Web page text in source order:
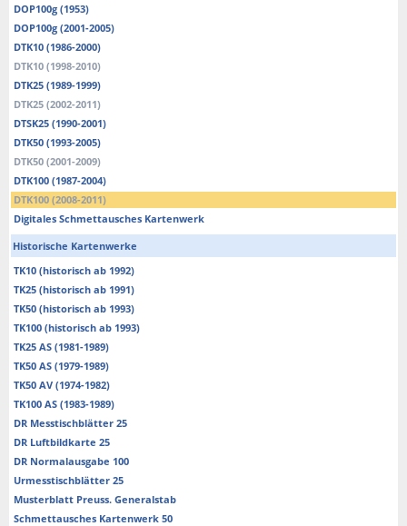
DOP100g (1953)
DOP100g (2001-2005)
DTK10 (1986-2000)
DTK10 (1998-2010)
DTK25 (1989-1999)
DTK25 (2002-2011)
DTSK25 (1990-2001)
DTK50 (1993-2005)
DTK50 (2001-2009)
DTK100 (1987-2004)
DTK100 (2008-2011)
Digitales Schmettausches Kartenwerk
Historische Kartenwerke
TK10 (historisch ab 1992)
TK25 (historisch ab 1991)
TK50 (historisch ab 1993)
TK100 (historisch ab 1993)
TK25 AS (1981-1989)
TK50 AS (1979-1989)
TK50 AV (1974-1982)
TK100 AS (1983-1989)
DR Messtischblätter 25
DR Luftbildkarte 25
DR Normalausgabe 100
Urmesstischblätter 25
Musterblatt Preuss. Generalstab
Schmettausches Kartenwerk 50